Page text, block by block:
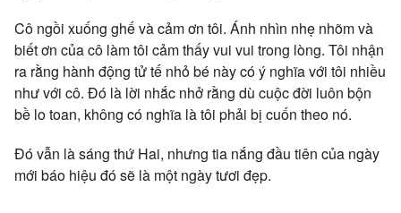
Cô ngồi xuống ghế và cảm ơn tôi. Ánh nhìn nhẹ nhõm và
biết ơn của cô làm tôi cảm thấy vui vui trong lòng. Tôi nhận
ra rằng hành động tử tế nhỏ bé này có ý nghĩa với tôi nhiều
như với cô. Đó là lời nhắc nhở rằng dù cuộc đời luôn bộn
bề lo toan, không có nghĩa là tôi phải bị cuốn theo nó.
Đó vẫn là sáng thứ Hai, nhưng tia nắng đầu tiên của ngày
mới báo hiệu đó sẽ là một ngày tươi đẹp.